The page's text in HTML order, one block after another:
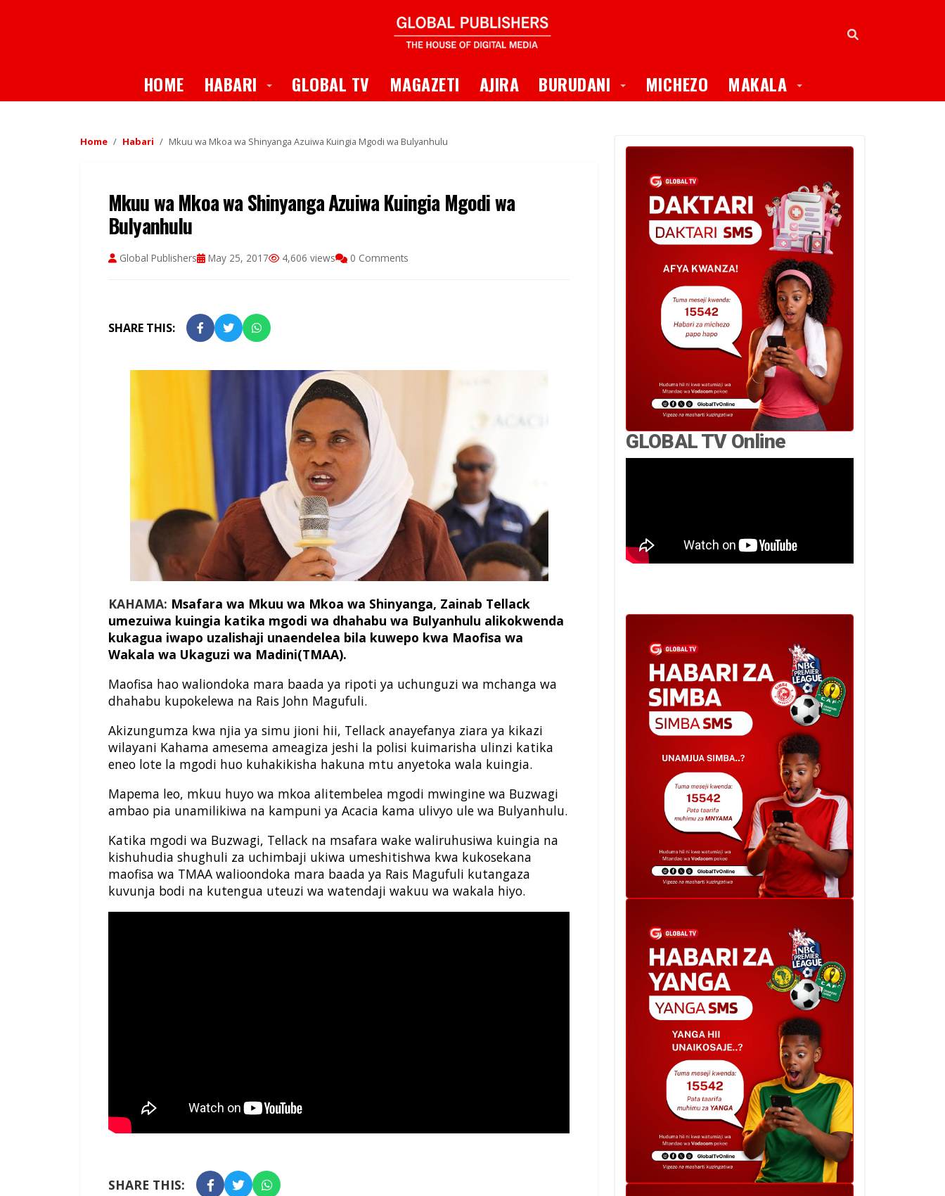
HOME HABARI Toggle Dropdown
GLOBAL TV MAGAZETI AJIRA BURUDANI Toggle Dropdown
MICHEZO MAKALA Toggle Dropdown
Home Habari Mkuu wa Mkoa wa Shinyanga Azuiwa Kuingia Mgodi wa Bulyanhulu
Mkuu wa Mkoa wa Shinyanga Azuiwa Kuingia Mgodi wa
Bulyanhulu
Global Publishers May 25, 2017 4,606 views 0 Comments
SHARE THIS:
KAHAMA: Msafara wa Mkuu wa Mkoa wa Shinyanga, Zainab Tellack
umezuiwa kuingia katika mgodi wa dhahabu wa Bulyanhulu alikokwenda
kukagua iwapo uzalishaji unaendelea bila kuwepo kwa Maofisa wa
Wakala wa Ukaguzi wa Madini(TMAA).
Maofisa hao waliondoka mara baada ya ripoti ya uchunguzi wa mchanga wa
dhahabu kupokelewa na Rais John Magufuli.
Akizungumza kwa njia ya simu jioni hii, Tellack anayefanya ziara ya kikazi
wilayani Kahama amesema ameagiza jeshi la polisi kuimarisha ulinzi katika
eneo lote la mgodi huo kuhakikisha hakuna mtu anyetoka wala kuingia.
Mapema leo, mkuu huyo wa mkoa alitembelea mgodi mwingine wa Buzwagi
ambao pia unamilikiwa na kampuni ya Acacia kama ulivyo ule wa Bulyanhulu.
Katika mgodi wa Buzwagi, Tellack na msafara wake waliruhusiwa kuingia na
kishuhudia shughuli za uchimbaji ukiwa umeshitishwa kwa kukosekana
maofisa wa TMAA walioondoka mara baada ya Rais Magufuli kutangaza
kuvunja bodi na kutengua uteuzi wa watendaji wakuu wa wakala hiyo.
SHARE THIS:
GLOBAL TV Online